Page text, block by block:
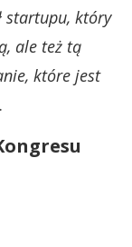
startupu, który
ale też tą
które jest